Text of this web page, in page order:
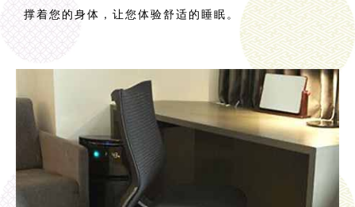
撑着您的身体，让您体验舒适的睡眠。